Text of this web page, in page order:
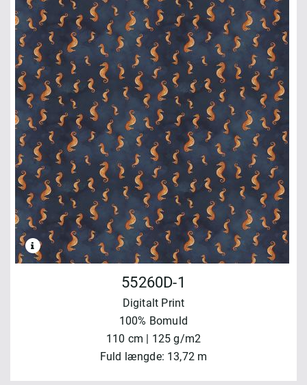
55260D-1
Digitalt Print
100% Bomuld
110 cm | 125 g/m2
Fuld længde: 13,72 m